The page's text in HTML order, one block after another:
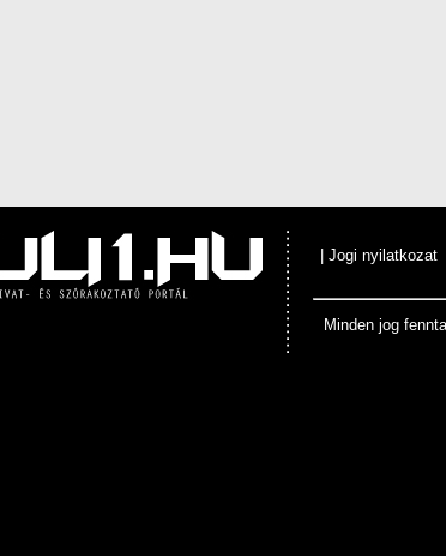
Jogi nyilatkozat
Minden jog